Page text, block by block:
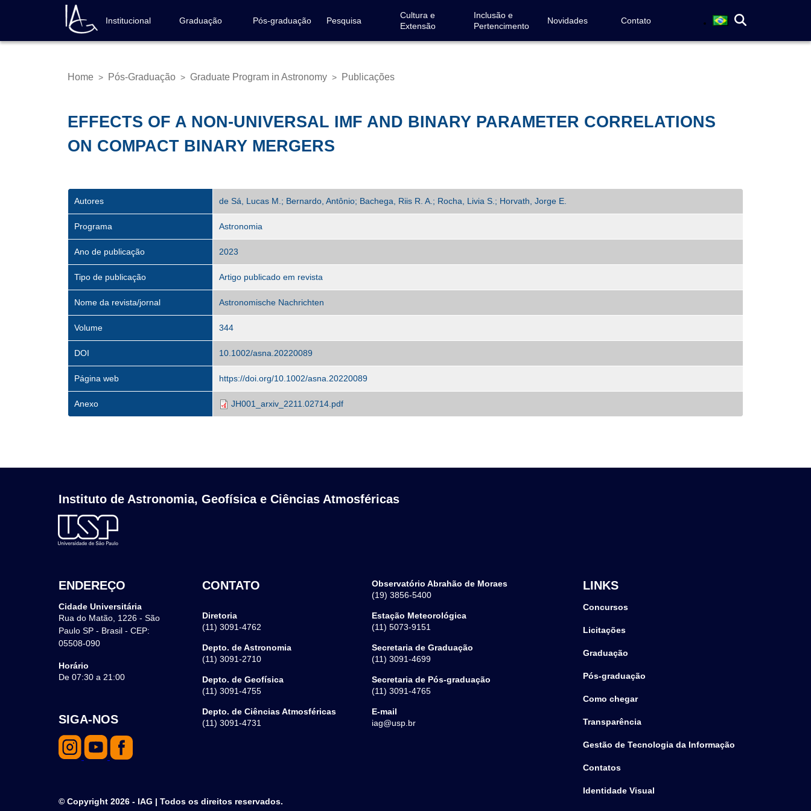
content
Navegação
principal
Institucional Graduação Pós-graduação Pesquisa
Cultura e
Extensão
Inclusão e
Pertencimento
Novidades Contato
Breadcrumb
Home > Pós-Graduação > Graduate Program in Astronomy > Publicações
EFFECTS OF A NON‑UNIVERSAL IMF AND BINARY PARAMETER CORRELATIONS
ON COMPACT BINARY MERGERS
Autores de Sá, Lucas M.; Bernardo, Antônio; Bachega, Riis R. A.; Rocha, Livia S.; Horvath, Jorge E.
Programa Astronomia
Ano de publicação 2023
Tipo de publicação Artigo publicado em revista
Nome da revista/jornal Astronomische Nachrichten
Volume 344
DOI 10.1002/asna.20220089
Página web https://doi.org/10.1002/asna.20220089
Anexo JH001_arxiv_2211.02714.pdf
Instituto de Astronomia, Geofísica e Ciências Atmosféricas
ENDEREÇO
Cidade Universitária
Rua do Matão, 1226 - São
Paulo SP - Brasil - CEP:
05508-090
Horário
De 07:30 a 21:00
CONTATO
Diretoria
(11) 3091-4762
Depto. de Astronomia
(11) 3091-2710
Depto. de Geofísica
(11) 3091-4755
Depto. de Ciências Atmosféricas
(11) 3091-4731
Observatório Abrahão de Moraes
(19) 3856-5400
Estação Meteorológica
(11) 5073-9151
Secretaria de Graduação
(11) 3091-4699
Secretaria de Pós-graduação
(11) 3091-4765
E-mail
iag@usp.br
LINKS
Concursos
Licitações
Graduação
Pós-graduação
Como chegar
Transparência
Gestão de Tecnologia da Informação
Contatos
Identidade Visual
SIGA-NOS
© Copyright 2026 - IAG | Todos os direitos reservados.